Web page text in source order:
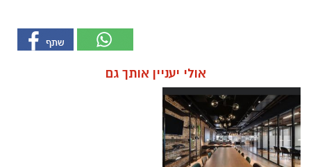
אולי יעניין אותך גם